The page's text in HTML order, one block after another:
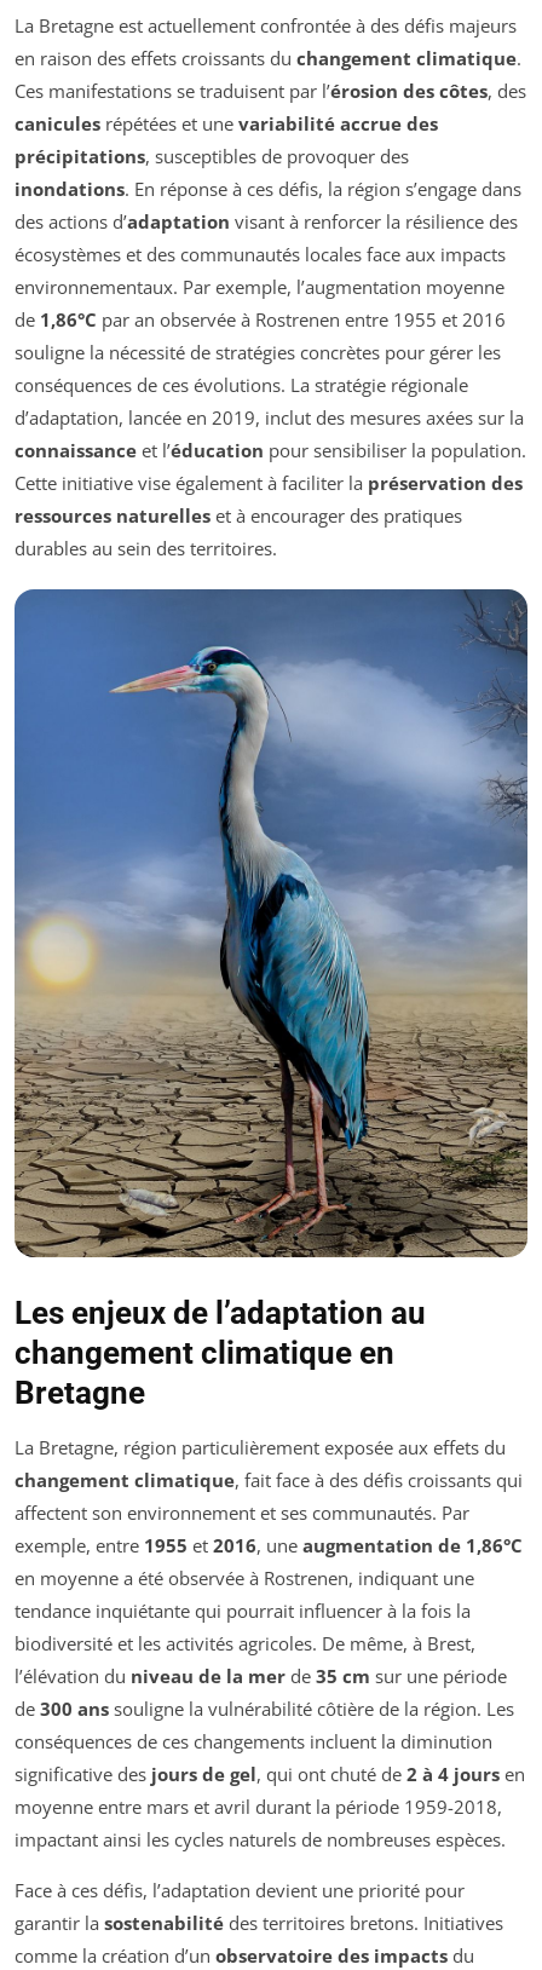
La Bretagne est actuellement confrontée à des défis majeurs
en raison des effets croissants du changement climatique.
Ces manifestations se traduisent par l’érosion des côtes, des
canicules répétées et une variabilité accrue des
précipitations, susceptibles de provoquer des
inondations. En réponse à ces défis, la région s’engage dans
des actions d’adaptation visant à renforcer la résilience des
écosystèmes et des communautés locales face aux impacts
environnementaux. Par exemple, l’augmentation moyenne
de 1,86°C par an observée à Rostrenen entre 1955 et 2016
souligne la nécessité de stratégies concrètes pour gérer les
conséquences de ces évolutions. La stratégie régionale
d’adaptation, lancée en 2019, inclut des mesures axées sur la
connaissance et l’éducation pour sensibiliser la population.
Cette initiative vise également à faciliter la préservation des
ressources naturelles et à encourager des pratiques
durables au sein des territoires.
Les enjeux de l’adaptation au
changement climatique en
Bretagne
La Bretagne, région particulièrement exposée aux effets du
changement climatique, fait face à des défis croissants qui
affectent son environnement et ses communautés. Par
exemple, entre 1955 et 2016, une augmentation de 1,86°C
en moyenne a été observée à Rostrenen, indiquant une
tendance inquiétante qui pourrait influencer à la fois la
biodiversité et les activités agricoles. De même, à Brest,
l’élévation du niveau de la mer de 35 cm sur une période
de 300 ans souligne la vulnérabilité côtière de la région. Les
conséquences de ces changements incluent la diminution
significative des jours de gel, qui ont chuté de 2 à 4 jours en
moyenne entre mars et avril durant la période 1959-2018,
impactant ainsi les cycles naturels de nombreuses espèces.
Face à ces défis, l’adaptation devient une priorité pour
garantir la sostenabilité des territoires bretons. Initiatives
comme la création d’un observatoire des impacts du